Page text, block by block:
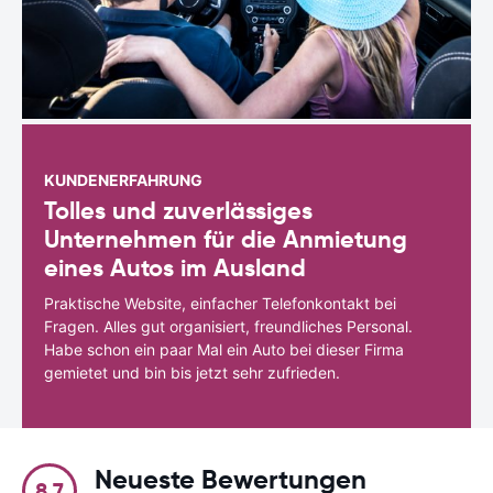
KUNDENERFAHRUNG
Tolles und zuverlässiges
Unternehmen für die Anmietung
eines Autos im Ausland
Praktische Website, einfacher Telefonkontakt bei
Fragen. Alles gut organisiert, freundliches Personal.
Habe schon ein paar Mal ein Auto bei dieser Firma
gemietet und bin bis jetzt sehr zufrieden.
Neueste Bewertungen